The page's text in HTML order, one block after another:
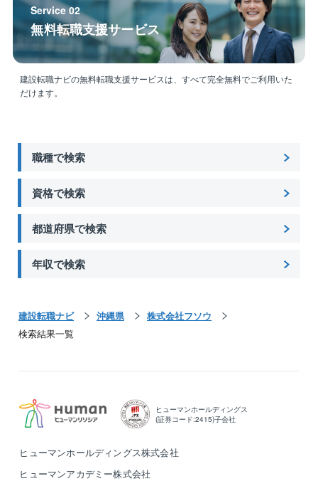
Service 02
無料転職支援サービス
建設転職ナビの無料転職支援サービスは、すべて完全無料でご利用いた
だけます。
職種で検索
資格で検索
都道府県で検索
年収で検索
建設転職ナビ 沖縄県
株式会社フソウ
検索結果一覧
ヒューマンホールディングス
(証券コード:2415)子会社
ヒューマンホールディングス株式会社
ヒューマンアカデミー株式会社